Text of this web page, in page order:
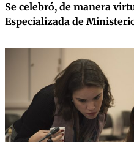
Se celebró, de manera
Especializada de